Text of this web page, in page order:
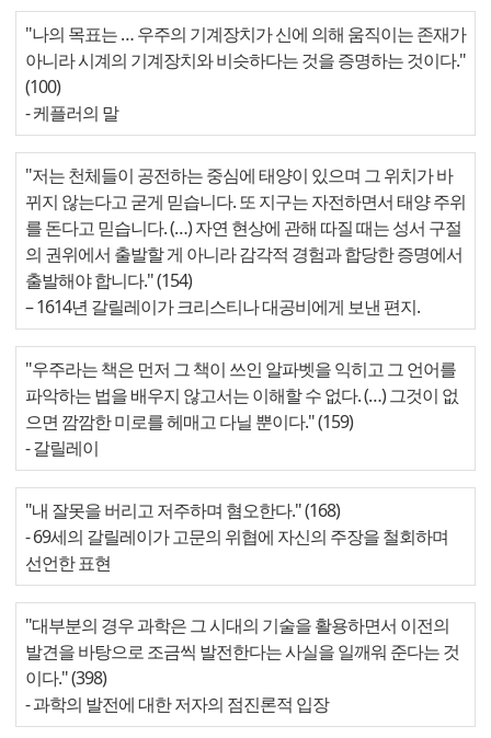
"나의 목표는 … 우주의 기계장치가 신에 의해 움직이는 존재가
아니라 시계의 기계장치와 비슷하다는 것을 증명하는 것이다."
(100)
- 케플러의 말
"저는 천체들이 공전하는 중심에 태양이 있으며 그 위치가 바
뀌지 않는다고 굳게 믿습니다. 또 지구는 자전하면서 태양 주위
를 돈다고 믿습니다. (…) 자연 현상에 관해 따질 때는 성서 구절
의 권위에서 출발할 게 아니라 감각적 경험과 합당한 증명에서
출발해야 합니다." (154)
– 1614년 갈릴레이가 크리스티나 대공비에게 보낸 편지.
"우주라는 책은 먼저 그 책이 쓰인 알파벳을 익히고 그 언어를
파악하는 법을 배우지 않고서는 이해할 수 없다. (…) 그것이 없
으면 깜깜한 미로를 헤매고 다닐 뿐이다." (159)
- 갈릴레이
"내 잘못을 버리고 저주하며 혐오한다." (168)
- 69세의 갈릴레이가 고문의 위협에 자신의 주장을 철회하며
선언한 표현
"대부분의 경우 과학은 그 시대의 기술을 활용하면서 이전의
발견을 바탕으로 조금씩 발전한다는 사실을 일깨워 준다는 것
이다." (398)
- 과학의 발전에 대한 저자의 점진론적 입장